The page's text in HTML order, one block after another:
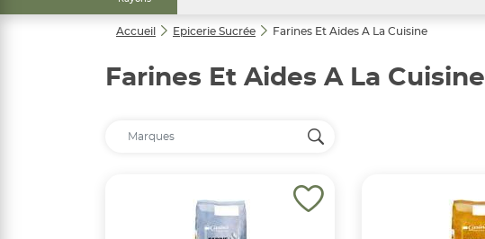
Accueil Epicerie Sucrée Farines Et Aides A La Cuisine
Farines Et Aides A La Cuisine